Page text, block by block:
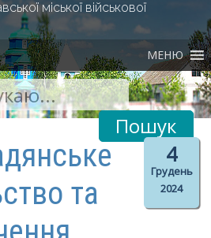
Панель
міської військової
МЕНЮ
4
Грудень
2024
та